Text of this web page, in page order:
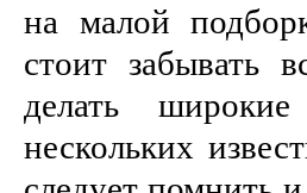
на малой
стоит забывать
делать
нескольких